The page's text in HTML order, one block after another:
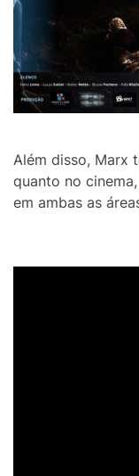
Além disso, Marx
quanto no
em ambas as